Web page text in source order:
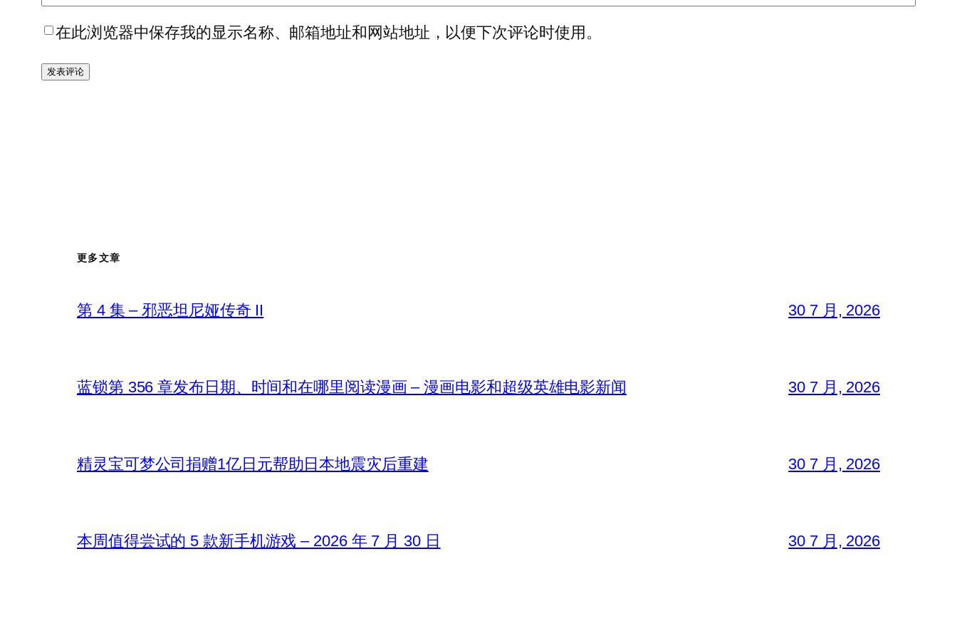
在此浏览器中保存我的显示名称、邮箱地址和网站地址，以便下次评论时使用。
更多文章
第 4 集 – 邪恶坦尼娅传奇 II 30 7 月, 2026
蓝锁第 356 章发布日期、时间和在哪里阅读漫画 – 漫画电影和超级英雄电影新闻 30 7 月, 2026
精灵宝可梦公司捐赠1亿日元帮助日本地震灾后重建 30 7 月, 2026
本周值得尝试的 5 款新手机游戏 – 2026 年 7 月 30 日 30 7 月, 2026